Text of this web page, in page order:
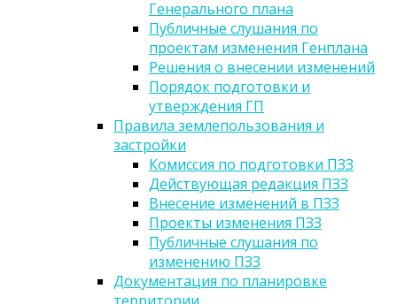
Генерального плана
Публичные слушания по
проектам изменения Генплана
Решения о внесении изменений
Порядок подготовки и
утверждения ГП
Правила землепользования и
застройки
Комиссия по подготовки ПЗЗ
Действующая редакция ПЗЗ
Внесение изменений в ПЗЗ
Проекты изменения ПЗЗ
Публичные слушания по
изменению ПЗЗ
Документация по планировке